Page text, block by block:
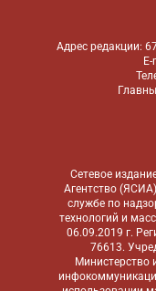
Адрес редакции:
Сетевое
Агентство
службе по
технологий и
06.09.2019 г.
76613.
Министерство